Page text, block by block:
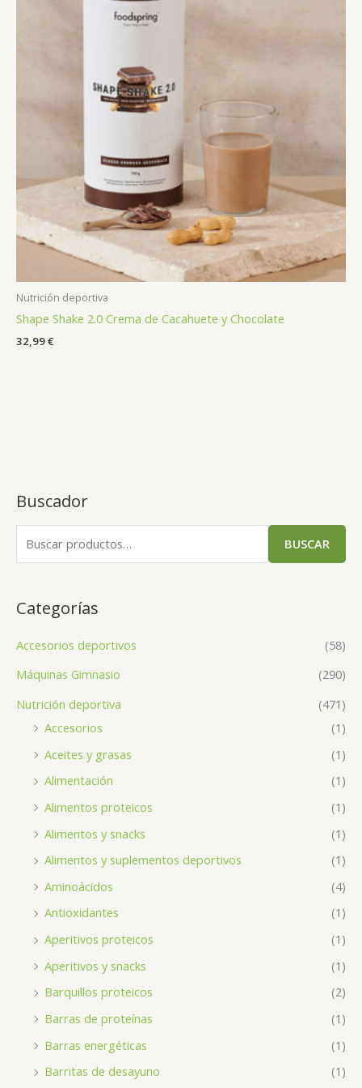
Buscador
BUSCAR
Categorías
Accesorios deportivos
(58)
Máquinas Gimnasio
(290)
Nutrición deportiva
(471)
Accesorios
(1)
Aceites y grasas
(1)
Alimentación
(1)
Alimentos proteicos
(1)
Alimentos y snacks
(1)
Alimentos y suplementos deportivos
(1)
Aminoácidos
(4)
Antioxidantes
(1)
Aperitivos proteicos
(1)
Aperitivos y snacks
(1)
Barquillos proteicos
(2)
Barras de proteínas
(1)
Barras energéticas
(1)
Barritas de desayuno
(1)
Nutrición deportiva
Shape Shake 2.0 Crema de Cacahuete y Chocolate
32,99€